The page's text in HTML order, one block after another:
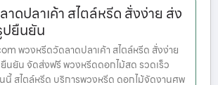
ดปลาเค้า สไตล์หรีด สั่งง่าย ส่ง
ปยืนยัน
พวงหรีดวัดลาดปลาเค้า สไตล์หรีด สั่งง่าย
นยัน จัดส่งฟรี พวงหรีดดอกไม้สด รวดเร็ว
นี้ สไตล์หรีด บริการพวงหรีด ดอกไม้จัดงานศพ